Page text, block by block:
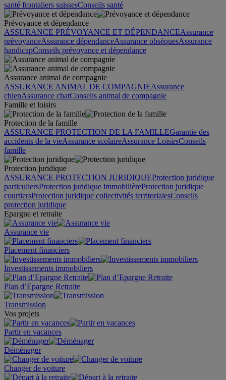
santé frontaliers suissesConseils santé
Prévoyance et dépendance
ASSURANCE PRÉVOYANCE ET DÉPENDANCEAssurance
prévoyanceAssurance dépendanceAssurance obsèquesAssurance
handicapConseils prévoyance et dépendance
Assurance animal de compagnie
ASSURANCE ANIMAL DE COMPAGNIEAssurance
chienAssurance chatConseils animal de compagnie
Famille et loisirs
Protection de la famille
ASSURANCE PROTECTION DE LA FAMILLEGarantie des
accidents de la vieAssurance scolaireAssurance LoisirsConseils
famille
Protection juridique
ASSURANCE PROTECTION JURIDIQUEProtection juridique
particuliersProtection juridique immobilièreProtection juridique
courtiersProtection juridique collectivités territorialesConseils
protection juridique
Epargne et retraite
Assurance vie
Placement financiers
Investissements immobiliers
Plan d’Epargne Retraite
Transmission
Vos projets
Partir en vacances
Déménager
Changer de voiture